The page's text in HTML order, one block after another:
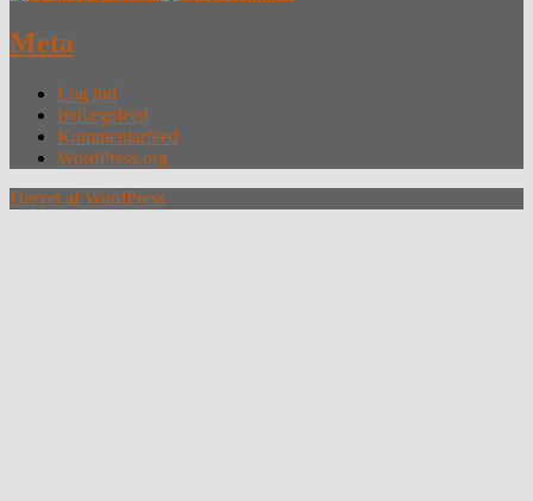
Meta
Log ind
Indlægsfeed
Kommentarfeed
WordPress.org
Drevet af WordPress